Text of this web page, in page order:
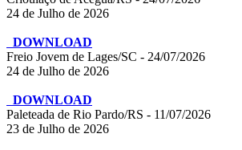
24 de Julho de 2026
DOWNLOAD
Freio Jovem de Lages/SC - 24/07/2026
24 de Julho de 2026
DOWNLOAD
Paleteada de Rio Pardo/RS - 11/07/2026
23 de Julho de 2026